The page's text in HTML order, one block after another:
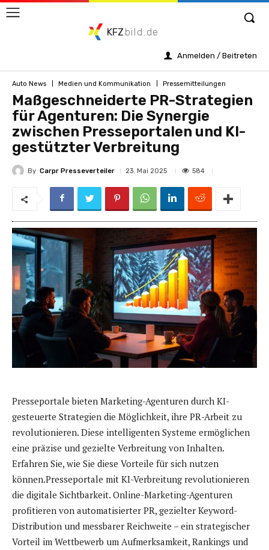
KFZ bild.de
Anmelden / Beitreten
Auto News Medien und Kommunikation Pressemitteilungen
Maßgeschneiderte PR-Strategien
für Agenturen: Die Synergie
zwischen Presseportalen und KI-
gestützter Verbreitung
By Carpr Presseverteiler 23. Mai 2025 584
Presseportale bieten Marketing-Agenturen durch KI-
gesteuerte Strategien die Möglichkeit, ihre PR-Arbeit zu
revolutionieren. Diese intelligenten Systeme ermöglichen
eine präzise und gezielte Verbreitung von Inhalten.
Erfahren Sie, wie Sie diese Vorteile für sich nutzen
können.Presseportale mit KI-Verbreitung revolutionieren
die digitale Sichtbarkeit. Online-Marketing-Agenturen
profitieren von automatisierter PR, gezielter Keyword-
Distribution und messbarer Reichweite – ein strategischer
Vorteil im Wettbewerb um Aufmerksamkeit, Rankings und